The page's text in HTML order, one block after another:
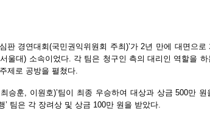
판 경연대회(국민권익위원회 주최)’가2년 만에 대면으로
울대) 소속이었다. 각 팀은 청구인 측의 대리인 역할을
제로 공방을 펼쳤다.
최승훈, 이원호)’팀이 최종 우승하여 대상과 상금500만 원
’ 팀은 각 장려상 및 상금 100만 원을 받았다.